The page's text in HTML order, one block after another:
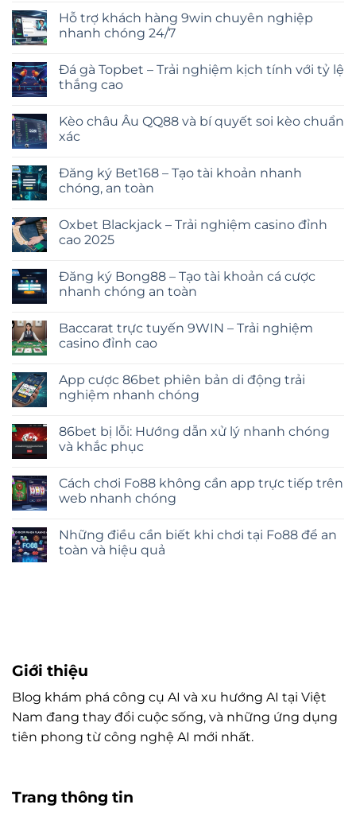
Hỗ trợ khách hàng 9win chuyên nghiệp
nhanh chóng 24/7
Đá gà Topbet – Trải nghiệm kịch tính với tỷ lệ
thắng cao
Kèo châu Âu QQ88 và bí quyết soi kèo chuẩn
xác
Đăng ký Bet168 – Tạo tài khoản nhanh
chóng, an toàn
Oxbet Blackjack – Trải nghiệm casino đỉnh
cao 2025
Đăng ký Bong88 – Tạo tài khoản cá cược
nhanh chóng an toàn
Baccarat trực tuyến 9WIN – Trải nghiệm
casino đỉnh cao
App cược 86bet phiên bản di động trải
nghiệm nhanh chóng
86bet bị lỗi: Hướng dẫn xử lý nhanh chóng
và khắc phục
Cách chơi Fo88 không cần app trực tiếp trên
web nhanh chóng
Những điều cần biết khi chơi tại Fo88 để an
toàn và hiệu quả
Giới thiệu
Blog khám phá công cụ AI và xu hướng AI tại Việt
Nam đang thay đổi cuộc sống, và những ứng dụng
tiên phong từ công nghệ AI mới nhất.
Trang thông tin